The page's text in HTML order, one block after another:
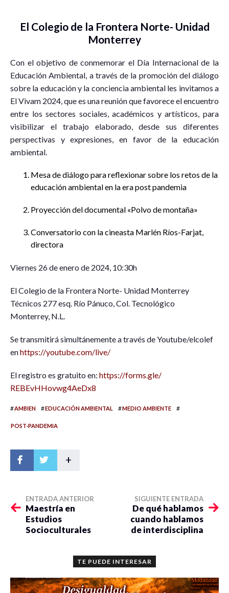
El Colegio de la Frontera Norte- Unidad
Monterrey
Con el objetivo de conmemorar el Día Internacional de la
Educación Ambiental, a través de la promoción del diálogo
sobre la educación y la conciencia ambiental les invitamos a
El Vivam 2024, que es una reunión que favorece el encuentro
entre los sectores sociales, académicos y artísticos, para
visibilizar el trabajo elaborado, desde sus diferentes
perspectivas y expresiones, en favor de la educación
ambiental.
Mesa de diálogo para reflexionar sobre los retos de la
educación ambiental en la era post pandemia
Proyección del documental «Polvo de montaña»
Conversatorio con la cineasta Marlén Ríos-Farjat,
directora
Viernes 26 de enero de 2024, 10:30h
El Colegio de la Frontera Norte- Unidad Monterrey
Técnicos 277 esq. Río Pánuco, Col. Tecnológico
Monterrey, N.L.
Se transmitirá simultánemente a través de Youtube/elcolef
enhttps://youtube.com/live/
El registro es gratuito en: https://forms.gle/
REBEvHHovwg4AeDx8
#AMBIEN #EDUCACIÓN AMBIENTAL #MEDIO AMBIENTE #
POST-PANDEMIA
+
ENTRADA ANTERIOR
Maestría en
Estudios
Socioculturales
SIGUIENTE ENTRADA
De qué hablamos
cuando hablamos
de interdisciplina
TE PUEDE INTERESAR